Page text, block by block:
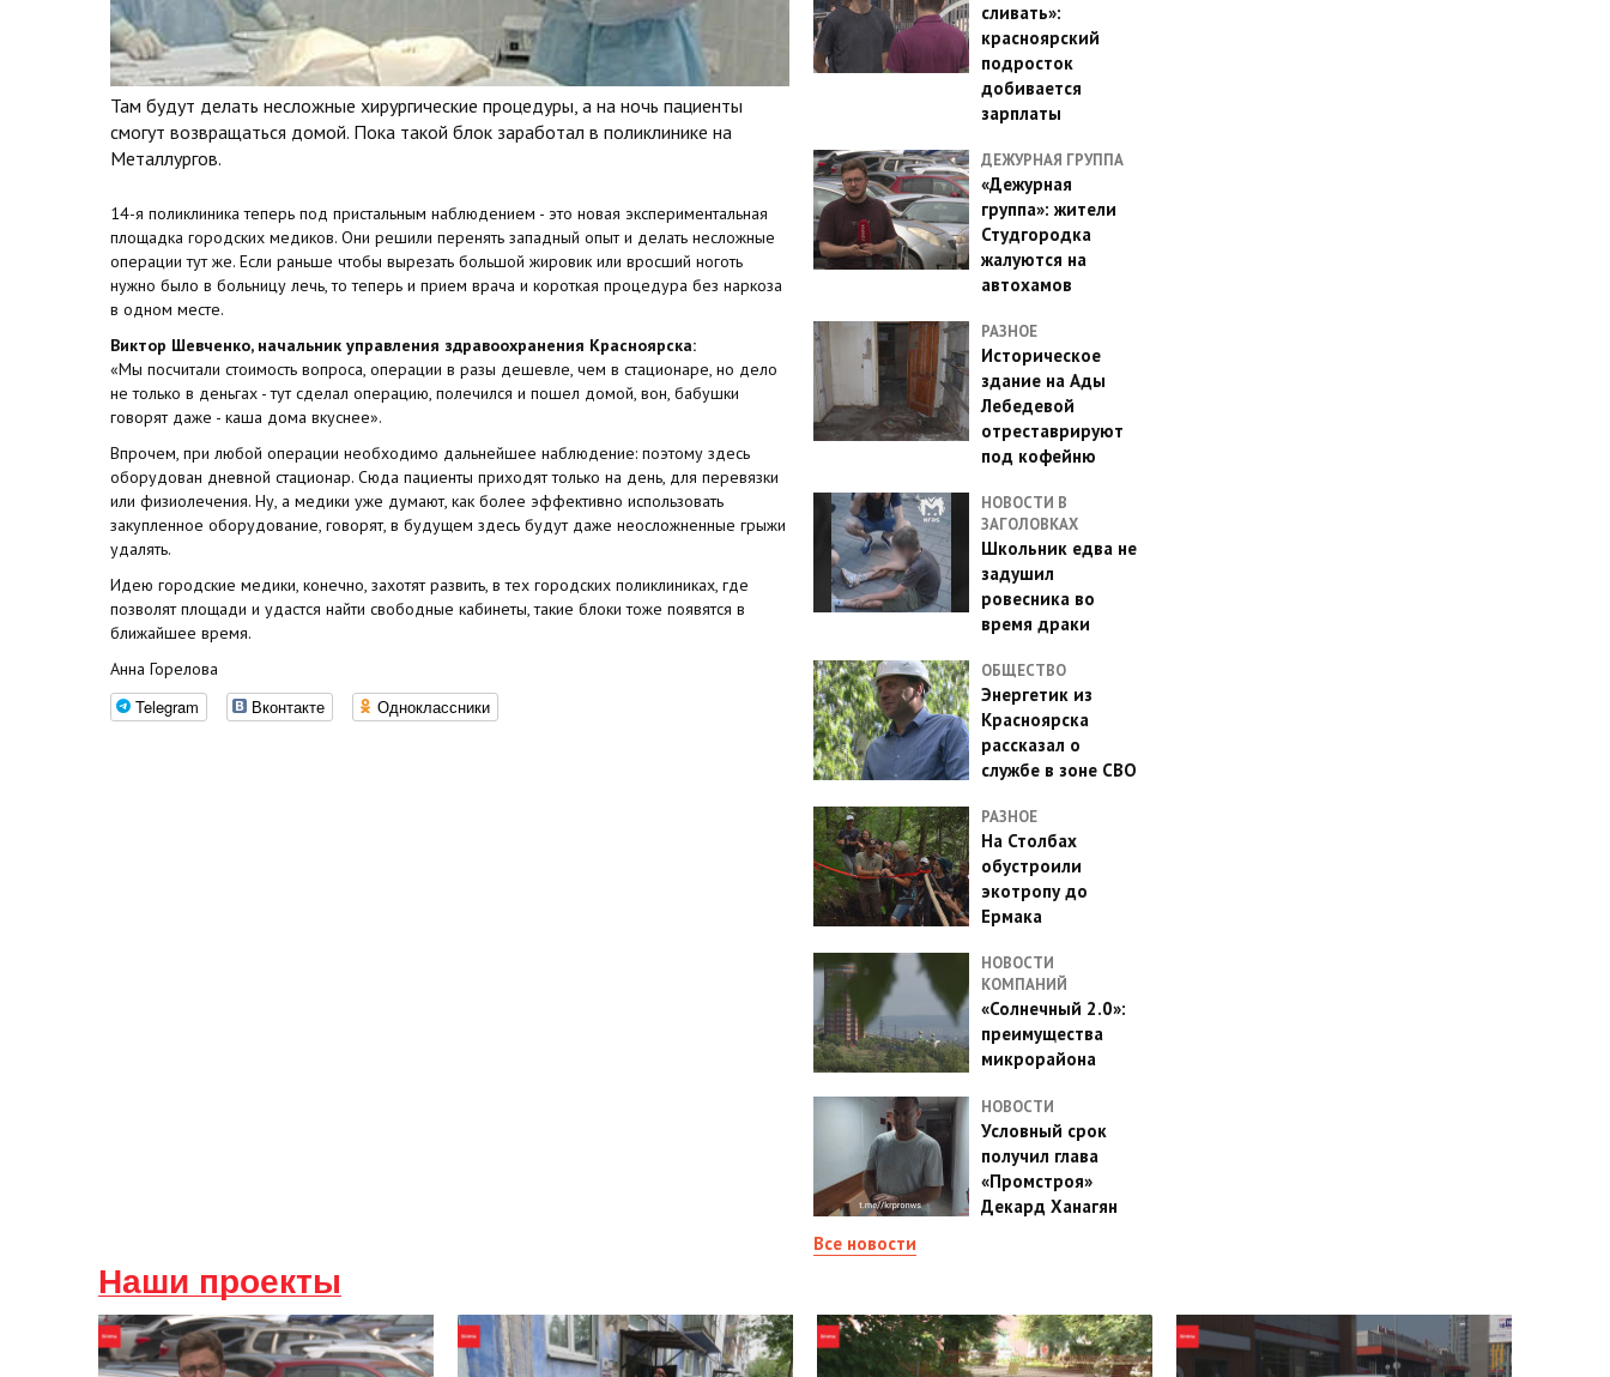
Там будут делать несложные хирургические процедуры, а на ночь пациенты
смогут возвращаться домой. Пока такой блок заработал в поликлинике на
Металлургов.
14-я поликлиника теперь под пристальным наблюдением - это новая экспериментальная
площадка городских медиков. Они решили перенять западный опыт и делать несложные
операции тут же. Если раньше чтобы вырезать большой жировик или вросший ноготь
нужно было в больницу лечь, то теперь и прием врача и короткая процедура без наркоза
в одном месте.
Виктор Шевченко, начальник управления здравоохранения Красноярска:
«Мы посчитали стоимость вопроса, операции в разы дешевле, чем в стационаре, но дело
не только в деньгах - тут сделал операцию, полечился и пошел домой, вон, бабушки
говорят даже - каша дома вкуснее».
Впрочем, при любой операции необходимо дальнейшее наблюдение: поэтому здесь
оборудован дневной стационар. Сюда пациенты приходят только на день, для перевязки
или физиолечения. Ну, а медики уже думают, как более эффективно использовать
закупленное оборудование, говорят, в будущем здесь будут даже неосложненные грыжи
удалять.
Идею городские медики, конечно, захотят развить, в тех городских поликлиниках, где
позволят площади и удастся найти свободные кабинеты, такие блоки тоже появятся в
ближайшее время.
Анна Горелова
Telegram Вконтакте Одноклассники
сливать»:
красноярский
подросток
добивается
зарплаты
ДЕЖУРНАЯ ГРУППА
«Дежурная
группа»: жители
Студгородка
жалуются на
автохамов
РАЗНОЕ
Историческое
здание на Ады
Лебедевой
отреставрируют
под кофейню
НОВОСТИ В
ЗАГОЛОВКАХ
Школьник едва не
задушил
ровесника во
время драки
ОБЩЕСТВО
Энергетик из
Красноярска
рассказал о
службе в зоне СВО
РАЗНОЕ
На Столбах
обустроили
экотропу до
Ермака
НОВОСТИ
КОМПАНИЙ
«Солнечный 2.0»:
преимущества
микрорайона
НОВОСТИ
Условный срок
получил глава
«Промстроя»
Декард Ханагян
Все новости
Наши проекты